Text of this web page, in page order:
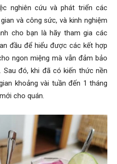
nghiên cứu và phát triển các
và công sức, vàkinh nghiệm
cho bạn là hãy tham gia các
đầu để hiểu được các kết hợp
ngon miệng mà vẫn đảm bảo
đó, khi đã có kiến thức nền
khoảng vài tuần đến 1 tháng
cho quán.